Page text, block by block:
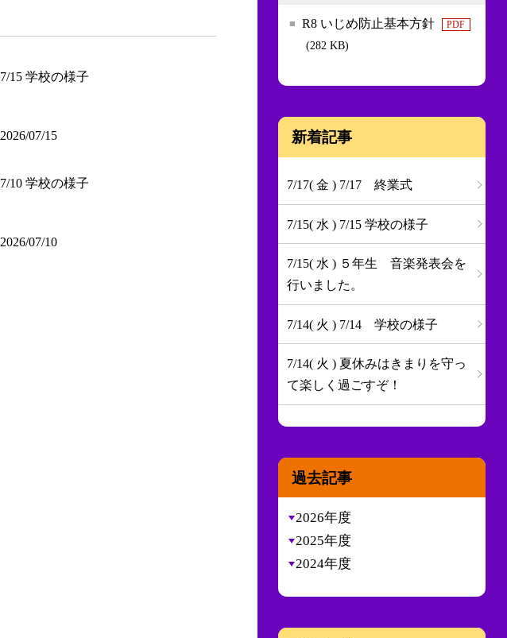
7/15 学校の様子
2026/07/15
7/10 学校の様子
2026/07/10
R8 いじめ防止基本方針 PDF
(282 KB)
新着記事
7/17( 金 ) 7/17 終業式
7/15( 水 ) 7/15 学校の様子
7/15( 水 ) ５年生 音楽発表会を
行いました。
7/14( 火 ) 7/14 学校の様子
7/14( 火 ) 夏休みはきまりを守っ
て楽しく過ごすぞ！
過去記事
2026年度
2025年度
2024年度